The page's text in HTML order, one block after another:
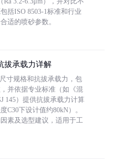
括ISO 8503-1标准和行业
适的喷砂参数。
拔承载力详解
寸规格和抗拔承载力，包
并依据专业标准（如《混
145）提供抗拔承载力计算
C30下设计值约80kN）。
素及选型建议，适用于工